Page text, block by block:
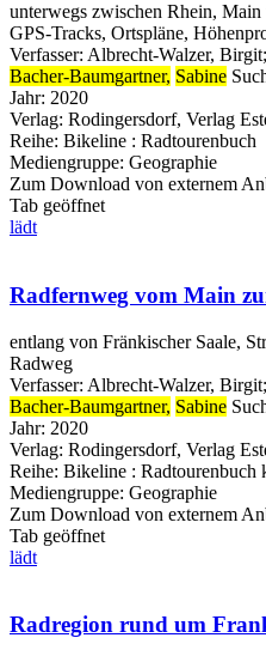
unterwegs zwischen Rhein,
GPS-Tracks, Ortspläne,
Verfasser: Albrecht-Walzer, Birgit;
Bacher-Baumgartner, Sabine
Jahr: 2020
Verlag: Rodingersdorf, Verlag
Reihe: Bikeline : Radtourenbuch
Mediengruppe: Geographie
Zum Download von externem
Tab geöffnet
lädt
Radfernweg vom Main
entlang von Fränkischer Saale,
Radweg
Verfasser: Albrecht-Walzer, Birgit;
Bacher-Baumgartner, Sabine
Jahr: 2020
Verlag: Rodingersdorf, Verlag
Reihe: Bikeline : Radtourenbuch
Mediengruppe: Geographie
Zum Download von externem
Tab geöffnet
lädt
Radregion rund um